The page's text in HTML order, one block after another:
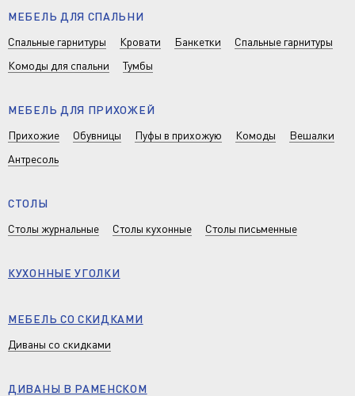
МЕБЕЛЬ ДЛЯ СПАЛЬНИ
Спальные гарнитуры
Кровати Банкетки
Спальные гарнитуры
Комоды для спальни
Тумбы
МЕБЕЛЬ ДЛЯ ПРИХОЖЕЙ
Прихожие
Обувницы Пуфы в прихожую Комоды
Вешалки
Антресоль
СТОЛЫ
Столы журнальные
Столы кухонные Столы письменные
КУХОННЫЕ УГОЛКИ
МЕБЕЛЬ СО СКИДКАМИ
Диваны со скидками
ДИВАНЫ В РАМЕНСКОМ